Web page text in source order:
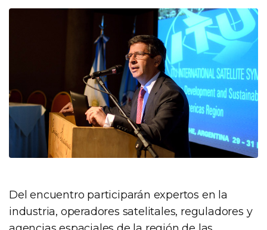
Del encuentro participarán expertos en la
industria, operadores satelitales, reguladores y